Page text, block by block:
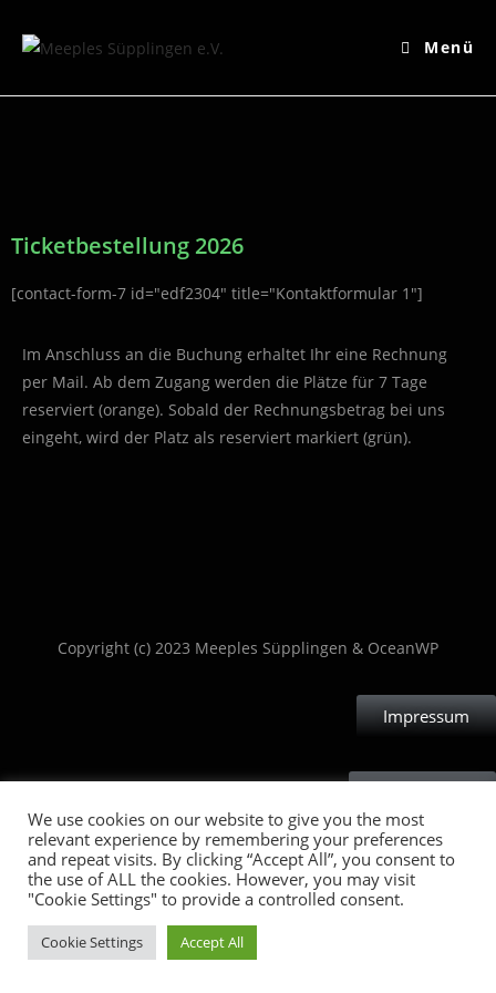
Menü
Ticketbestellung 2026
[contact-form-7 id="edf2304" title="Kontaktformular 1"]
Im Anschluss an die Buchung erhaltet Ihr eine Rechnung
per Mail. Ab dem Zugang werden die Plätze für 7 Tage
reserviert (orange). Sobald der Rechnungsbetrag bei uns
eingeht, wird der Platz als reserviert markiert (grün).
Copyright (c) 2023 Meeples Süpplingen & OceanWP
Impressum
We use cookies on our website to give you the most
relevant experience by remembering your preferences
and repeat visits. By clicking “Accept All”, you consent to
the use of ALL the cookies. However, you may visit
"Cookie Settings" to provide a controlled consent.
Cookie Settings Accept All